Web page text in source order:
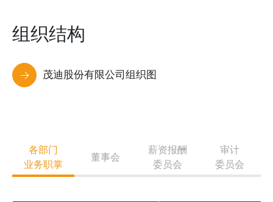
组织结构
茂迪股份有限公司组织图
各部门
业务职掌
董事会
薪资报酬
委员会
审计
委员会